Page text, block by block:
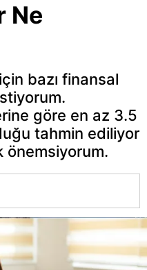
Ne
bazı finansal
göre en az 3.5
tahmin ediliyor
önemsiyorum.